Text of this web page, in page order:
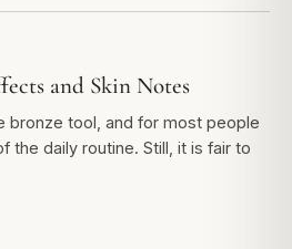
and Skin Notes
bronze tool, and for most people
the daily routine. Still, it is fair to